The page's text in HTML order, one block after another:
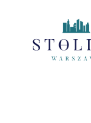
nawigacji
treści